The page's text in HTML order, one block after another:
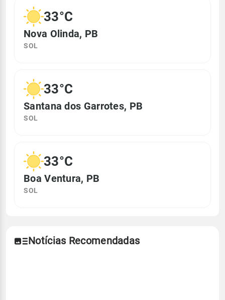
33°C
Nova Olinda, PB
SOL
33°C
Santana dos Garrotes, PB
SOL
33°C
Boa Ventura, PB
SOL
Notícias Recomendadas